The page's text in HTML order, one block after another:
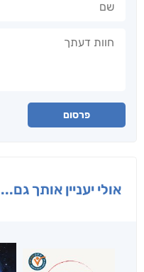
פרסום
אולי יעניין אותך גם...